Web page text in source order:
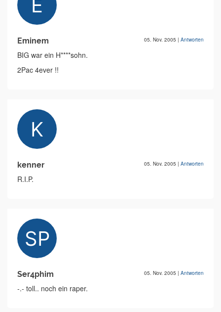
Eminem 05. Nov. 2005 | Antworten
BIG war ein H****sohn.
2Pac 4ever !!
kenner 05. Nov. 2005 | Antworten
R.I.P.
Ser4phim 05. Nov. 2005 | Antworten
-.- toll.. noch ein raper.